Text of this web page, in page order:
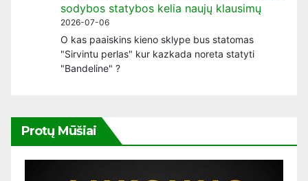
sodybos statybos kelia naujų klausimų
2026-07-06
O kas paaiskins kieno sklype bus statomas
"Sirvintu perlas" kur kazkada noreta statyti
"Bandeline" ?
Protų Mūšiai